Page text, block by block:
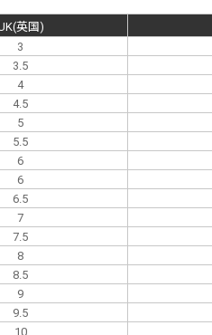
英国)
3
3.5
4
4.5
5
5.5
6
6
6.5
7
7.5
8
8.5
9
9.5
10